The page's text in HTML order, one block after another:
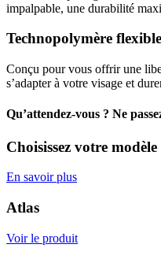
impalpable, une durabilité
Technopolymère flexible
Conçu pour vous offrir une
s’adapter à votre visage et
Qu’attendez-vous ? Ne
Choisissez votre
En savoir plus
Atlas
Voir le produit